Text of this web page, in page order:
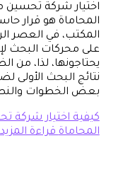
هو قرار حاسم يمكن أن
في العصر الرقمي
البحث لإيجاد الخدمات
لذا، من الضروري أن
الأولى لضمان جذب
والنصائح لاختيار
قراءة المزيد »